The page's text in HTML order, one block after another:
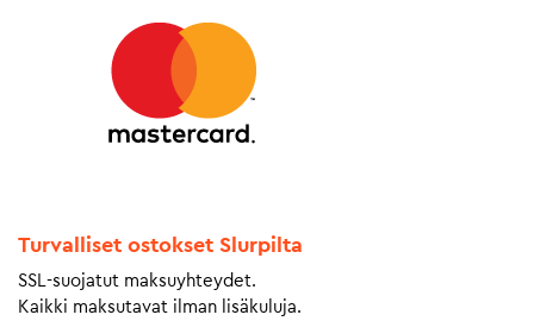
Turvalliset ostokset Slurpilta
SSL-suojatut maksuyhteydet.
Kaikki maksutavat ilman lisäkuluja.